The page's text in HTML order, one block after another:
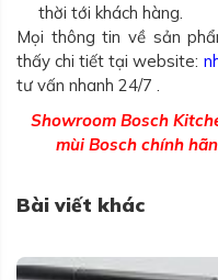
thời tới khách hàng.
Mọi thông tin về sản
thấy chi tiết tại website:
tư vấn nhanh 24/7 .
Showroom Bosch
mùi Bosch chính
Bài viết khác